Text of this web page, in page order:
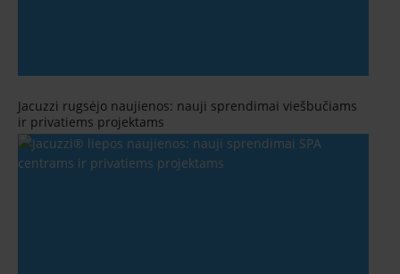
Jacuzzi rugsėjo naujienos: nauji sprendimai viešbučiams
ir privatiems projektams